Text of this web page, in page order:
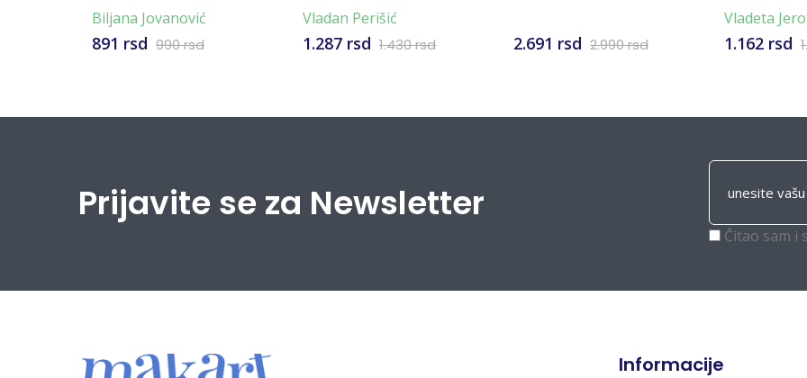
Biljana Jovanović
891 rsd 990 rsd
Vladan Perišić
1.287 rsd 1.430 rsd 2.691 rsd 2.990 rsd
Vladeta
1.162 rsd
Prijavite se za Newsletter
Čitao sam i
Informacije